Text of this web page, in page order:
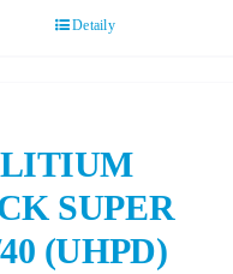
Detaily
SUPER
(UHPD)